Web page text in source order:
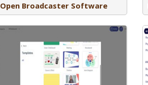
Open Broadcaster Software
Miro is een digitaal whiteboard waar je
post-it’s kunt plakken en rubriceren. Je
vindt verschillende templates waardoor